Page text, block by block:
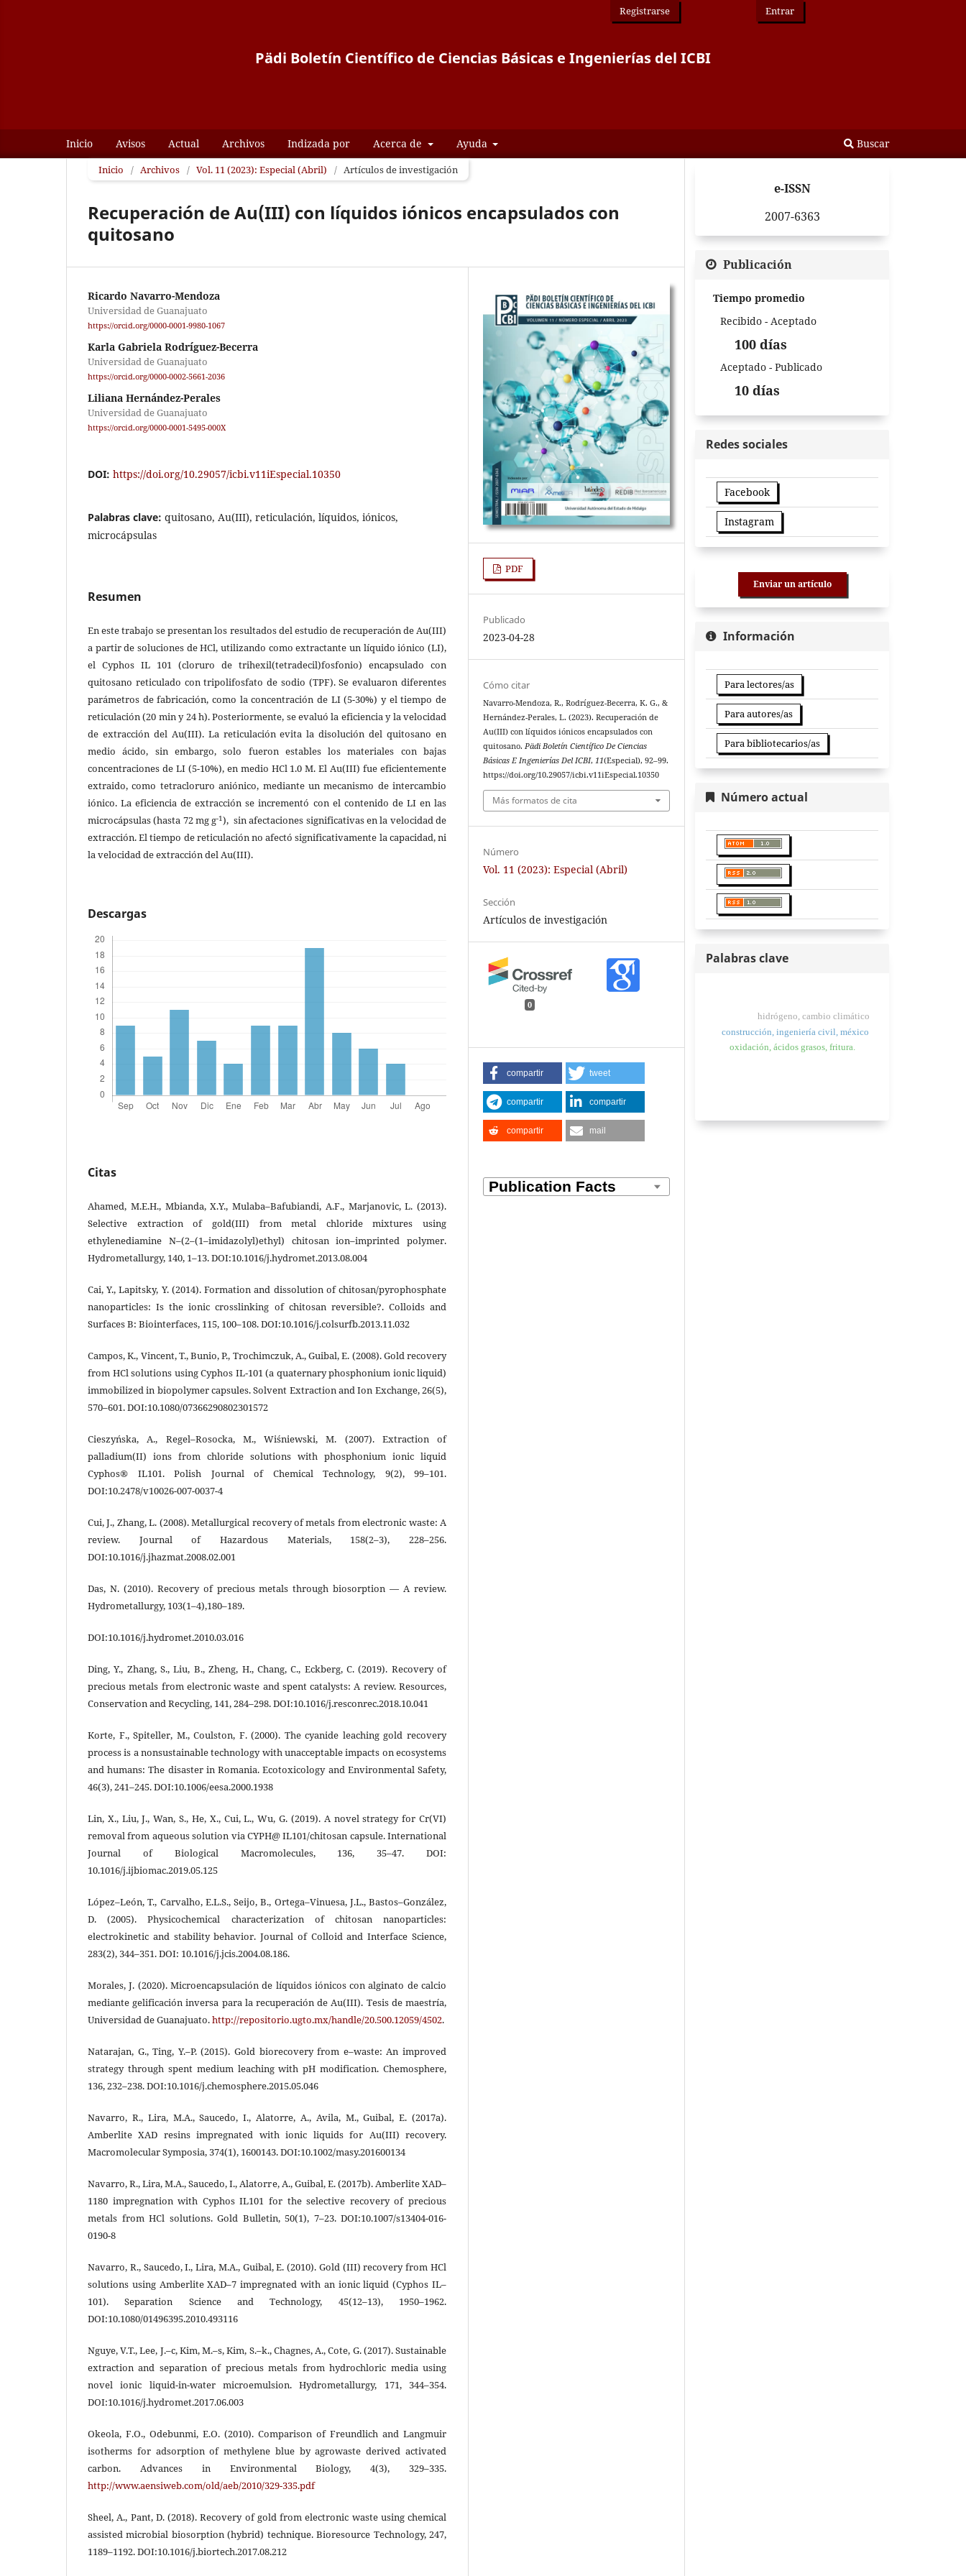
Pädi Boletín Científico de Ciencias Básicas e Ingenierías del ICBI
Inicio Avisos Actual Archivos Indizada por Acerca de Ayuda Buscar
Registrarse Entrar
Inicio / Archivos / Vol. 11 (2023): Especial (Abril) / Artículos de investigación
Recuperación de Au(III) con líquidos iónicos encapsulados con
quitosano
Ricardo Navarro-Mendoza
Universidad de Guanajuato
https://orcid.org/0000-0001-9980-1067
Karla Gabriela Rodríguez-Becerra
Universidad de Guanajuato
https://orcid.org/0000-0002-5661-2036
Liliana Hernández-Perales
Universidad de Guanajuato
https://orcid.org/0000-0001-5495-000X
DOI: https://doi.org/10.29057/icbi.v11iEspecial.10350
Palabras clave: quitosano, Au(III), reticulación, líquidos, iónicos,
microcápsulas
Resumen
En este trabajo se presentan los resultados del estudio de recuperación de Au(III)
a partir de soluciones de HCl, utilizando como extractante un líquido iónico (LI),
el Cyphos IL 101 (cloruro de trihexil(tetradecil)fosfonio) encapsulado con
quitosano reticulado con tripolifosfato de sodio (TPF). Se evaluaron diferentes
parámetros de fabricación, como la concentración de LI (5-30%) y el tiempo de
reticulación (20 min y 24 h). Posteriormente, se evaluó la eficiencia y la velocidad
de extracción del Au(III). La reticulación evita la disolución del quitosano en
medio ácido, sin embargo, solo fueron estables los materiales con bajas
concentraciones de LI (5-10%), en medio HCl 1.0 M. El Au(III) fue eficientemente
extraido, como tetracloruro aniónico, mediante un mecanismo de intercambio
iónico. La eficiencia de extracción se incrementó con el contenido de LI en las
microcápsulas (hasta 72 mg g-1), sin afectaciones significativas en la velocidad de
extracción. El tiempo de reticulación no afectó significativamente la capacidad, ni
la velocidad de extracción del Au(III).
Descargas
Citas
Ahamed, M.E.H., Mbianda, X.Y., Mulaba–Bafubiandi, A.F., Marjanovic, L. (2013).
Selective extraction of gold(III) from metal chloride mixtures using
ethylenediamine N–(2–(1–imidazolyl)ethyl) chitosan ion–imprinted polymer.
Hydrometallurgy, 140, 1–13. DOI:10.1016/j.hydromet.2013.08.004
Cai, Y., Lapitsky, Y. (2014). Formation and dissolution of chitosan/pyrophosphate
nanoparticles: Is the ionic crosslinking of chitosan reversible?. Colloids and
Surfaces B: Biointerfaces, 115, 100–108. DOI:10.1016/j.colsurfb.2013.11.032
Campos, K., Vincent, T., Bunio, P., Trochimczuk, A., Guibal, E. (2008). Gold recovery
from HCl solutions using Cyphos IL‐101 (a quaternary phosphonium ionic liquid)
immobilized in biopolymer capsules. Solvent Extraction and Ion Exchange, 26(5),
570–601. DOI:10.1080/07366290802301572
Cieszyńska, A., Regel–Rosocka, M., Wiśniewski, M. (2007). Extraction of
palladium(II) ions from chloride solutions with phosphonium ionic liquid
Cyphos® IL101. Polish Journal of Chemical Technology, 9(2), 99–101.
DOI:10.2478/v10026-007-0037-4
Cui, J., Zhang, L. (2008). Metallurgical recovery of metals from electronic waste: A
review. Journal of Hazardous Materials, 158(2–3), 228–256.
DOI:10.1016/j.jhazmat.2008.02.001
Das, N. (2010). Recovery of precious metals through biosorption — A review.
Hydrometallurgy, 103(1–4),180–189.
DOI:10.1016/j.hydromet.2010.03.016
Ding, Y., Zhang, S., Liu, B., Zheng, H., Chang, C., Eckberg, C. (2019). Recovery of
precious metals from electronic waste and spent catalysts: A review. Resources,
Conservation and Recycling, 141, 284–298. DOI:10.1016/j.resconrec.2018.10.041
Korte, F., Spiteller, M., Coulston, F. (2000). The cyanide leaching gold recovery
process is a nonsustainable technology with unacceptable impacts on ecosystems
and humans: The disaster in Romania. Ecotoxicology and Environmental Safety,
46(3), 241–245. DOI:10.1006/eesa.2000.1938
Lin, X., Liu, J., Wan, S., He, X., Cui, L., Wu, G. (2019). A novel strategy for Cr(VI)
removal from aqueous solution via CYPH@ IL101/chitosan capsule. International
Journal of Biological Macromolecules, 136, 35–47. DOI:
10.1016/j.ijbiomac.2019.05.125
López–León, T., Carvalho, E.L.S., Seijo, B., Ortega–Vinuesa, J.L., Bastos–González,
D. (2005). Physicochemical characterization of chitosan nanoparticles:
electrokinetic and stability behavior. Journal of Colloid and Interface Science,
283(2), 344–351. DOI: 10.1016/j.jcis.2004.08.186.
Morales, J. (2020). Microencapsulación de líquidos iónicos con alginato de calcio
mediante gelificación inversa para la recuperación de Au(III). Tesis de maestría,
Universidad de Guanajuato.http://repositorio.ugto.mx/handle/20.500.12059/4502.
Natarajan, G., Ting, Y.–P. (2015). Gold biorecovery from e–waste: An improved
strategy through spent medium leaching with pH modification. Chemosphere,
136, 232–238. DOI:10.1016/j.chemosphere.2015.05.046
Navarro, R., Lira, M.A., Saucedo, I., Alatorre, A., Avila, M., Guibal, E. (2017a).
Amberlite XAD resins impregnated with ionic liquids for Au(III) recovery.
Macromolecular Symposia, 374(1), 1600143. DOI:10.1002/masy.201600134
Navarro, R., Lira, M.A., Saucedo, I., Alatorre, A., Guibal, E. (2017b). Amberlite XAD–
1180 impregnation with Cyphos IL101 for the selective recovery of precious
metals from HCl solutions. Gold Bulletin, 50(1), 7–23. DOI:10.1007/s13404-016-
0190-8
Navarro, R., Saucedo, I., Lira, M.A., Guibal, E. (2010). Gold (III) recovery from HCl
solutions using Amberlite XAD–7 impregnated with an ionic liquid (Cyphos IL–
101). Separation Science and Technology, 45(12–13), 1950–1962.
DOI:10.1080/01496395.2010.493116
Nguye, V.T., Lee, J.–c, Kim, M.–s, Kim, S.–k., Chagnes, A., Cote, G. (2017). Sustainable
extraction and separation of precious metals from hydrochloric media using
novel ionic liquid-in-water microemulsion. Hydrometallurgy, 171, 344–354.
DOI:10.1016/j.hydromet.2017.06.003
Okeola, F.O., Odebunmi, E.O. (2010). Comparison of Freundlich and Langmuir
isotherms for adsorption of methylene blue by agrowaste derived activated
carbon. Advances in Environmental Biology, 4(3), 329–335.
http://www.aensiweb.com/old/aeb/2010/329-335.pdf
Sheel, A., Pant, D. (2018). Recovery of gold from electronic waste using chemical
assisted microbial biosorption (hybrid) technique. Bioresource Technology, 247,
1189–1192. DOI:10.1016/j.biortech.2017.08.212
PDF
Publicado
2023-04-28
Cómo citar
Navarro-Mendoza, R., Rodríguez-Becerra, K. G., &
Hernández-Perales, L. (2023). Recuperación de
Au(III) con líquidos iónicos encapsulados con
quitosano.Pädi Boletín Científico De Ciencias
Básicas E Ingenierías Del ICBI,11(Especial), 92–99.
https://doi.org/10.29057/icbi.v11iEspecial.10350
Más formatos de cita
Número
Vol. 11 (2023): Especial (Abril)
Sección
Artículos de investigación
0
compartir tweet
compartir compartir
compartir mail
e-ISSN
2007-6363
Publicación
Tiempo promedio
Recibido - Aceptado
100 días
Aceptado - Publicado
10 días
Redes sociales
Facebook
Instagram
Enviar un artículo
Información
Para lectores/as
Para autores/as
Para bibliotecarios/as
Número actual
Palabras clave
hidrógeno, cambio climático
construcción, ingeniería civil, méxico
oxidación, ácidos grasos, fritura.